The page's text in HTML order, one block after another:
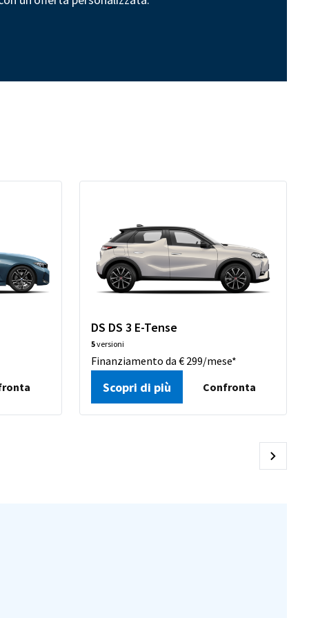
DS DS 3 E-Tense
5versioni
Finanziamento da € 299/mese*
Scopri di più Confronta